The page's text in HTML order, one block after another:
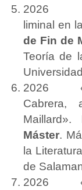
2026 «La
liminal en
de Fin de
Teoría de
2026
Cabrera,
Máster.
la
de
2026